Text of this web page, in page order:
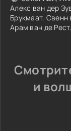
Алекс ван дер
Брукмаат, Свенн
Арам ван де Рест,
и